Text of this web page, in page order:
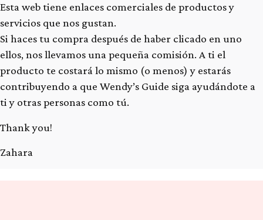
Esta web tiene enlaces comerciales de productos y
servicios que nos gustan.
Si haces tu compra después de haber clicado en uno
ellos, nos llevamos una pequeña comisión. A ti el
producto te costará lo mismo (o menos) y estarás
contribuyendo a que Wendy’s Guide siga ayudándote a
ti y otras personas como tú.
Thank you!
Zahara